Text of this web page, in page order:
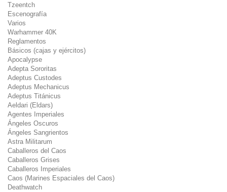
Tzeentch
Escenografía
Varios
Warhammer 40K
Reglamentos
Básicos (cajas y ejércitos)
Apocalypse
Adepta Sororitas
Adeptus Custodes
Adeptus Mechanicus
Adeptus Titánicus
Aeldari (Eldars)
Agentes Imperiales
Ángeles Oscuros
Ángeles Sangrientos
Astra Militarum
Caballeros del Caos
Caballeros Grises
Caballeros Imperiales
Caos (Marines Espaciales del Caos)
Deathwatch